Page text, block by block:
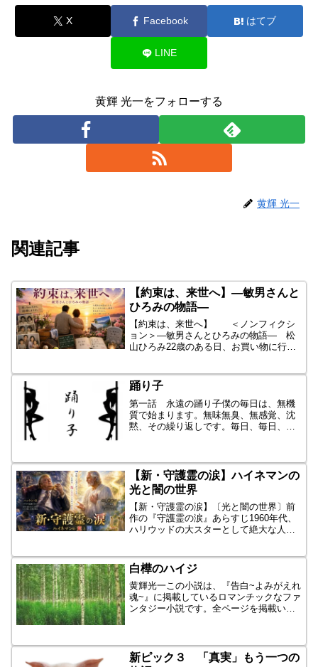
X Facebook はてブ
LINE
黄輝 光一をフォローする
黄輝 光一
関連記事
【約束は、来世へ】―敏男さんと
ひろみの物語―
【約束は、来世へ】 ＜ノンフィクシ
ョン＞―敏男さんとひろみの物語― 松
山ひろみ22歳のある日、お買い物に行く
越してきて、道に迷ってしまいました。
一緒に探してほしいんで...
踊り子
第一話 永遠の踊り子僕の毎日は、無機
質で始まります。無味無臭、無感覚、沈
黙、その繰り返しです。毎日、毎日、目
様で埋め尽くすのが僕の毎日の仕事で
す。設計図。会話や折衝や、説...
【新・守護霊の涙】ハイネマンの
光と闇の世界
【新・守護霊の涙】〔光と闇の世界〕前
作の『守護霊の涙』あらすじ1960年代、
ハリウッドの大スターとして絶大な人気
光と富を思うままに手にし、「人生は楽
しむためにある」「死...
白樺のハイジ
黄輝光一この小説は、『告白~よみがえれ
魂~』に掲載しているロマンチックなファ
ンタジー小説です。全ページを掲載いた
高原のすがすがしい空気のなかを散策
し、翌日は、白樺湖から...
新ピック３ 「真実」もう一つの